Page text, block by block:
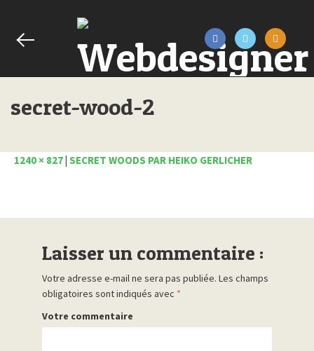
secret-wood-2
1240 × 827| SECRET WOODS PAR HEIKO GERLICHER
Laisser un commentaire :
Votre adresse e-mail ne sera pas publiée. Les champs
obligatoires sont indiqués avec *
Votre commentaire